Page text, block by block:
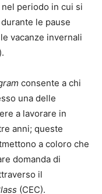
periodo in cui si
le pause
vacanze invernali
consente a chi
una delle
a lavorare in
anni; queste
a coloro che
domanda di
il
(CEC).